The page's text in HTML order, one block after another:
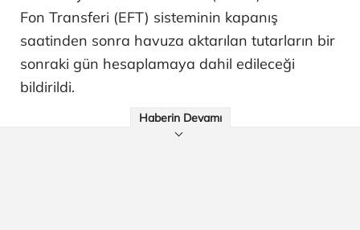
Fon Transferi (EFT) sisteminin kapanış
saatinden sonra havuza aktarılan tutarların bir
sonraki gün hesaplamaya dahil edileceği
bildirildi.
Haberin Devamı